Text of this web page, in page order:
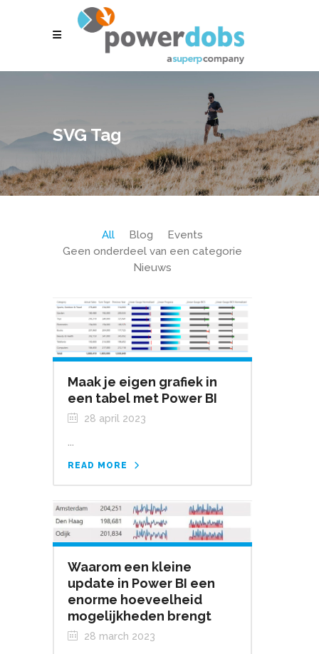
SVG Tag
All Blog
Events
Geen onderdeel van een categorie
Nieuws
Maak je eigen grafiek in
een tabel met Power BI
28 april 2023
READ MORE
Waarom een kleine
update in Power BI een
enorme hoeveelheid
mogelijkheden brengt
28 march 2023